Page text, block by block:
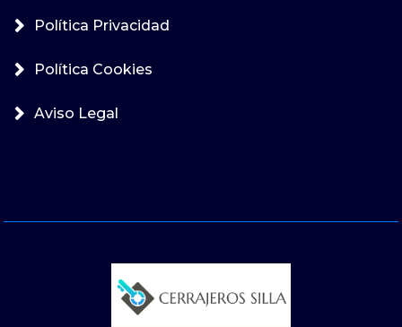
Política Privacidad
Política Cookies
Aviso Legal